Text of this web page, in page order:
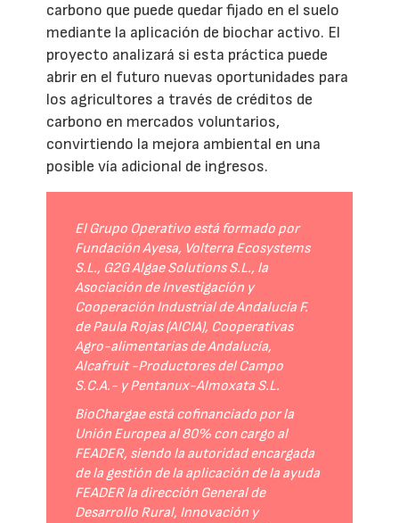
carbono que puede quedar fijado en el suelo
mediante la aplicación de biochar activo. El
proyecto analizará si esta práctica puede
abrir en el futuro nuevas oportunidades para
los agricultores a través de créditos de
carbono en mercados voluntarios,
convirtiendo la mejora ambiental en una
posible vía adicional de ingresos.
El Grupo Operativo está formado por
Fundación Ayesa, Volterra Ecosystems
S.L., G2G Algae Solutions S.L., la
Asociación de Investigación y
Cooperación Industrial de Andalucía F.
de Paula Rojas (AICIA), Cooperativas
Agro-alimentarias de Andalucía,
Alcafruit -Productores del Campo
S.C.A.- y Pentanux-Almoxata S.L.
BioChargae está cofinanciado por la
Unión Europea al 80% con cargo al
FEADER, siendo la autoridad encargada
de la gestión de la aplicación de la ayuda
FEADER la dirección General de
Desarrollo Rural, Innovación y